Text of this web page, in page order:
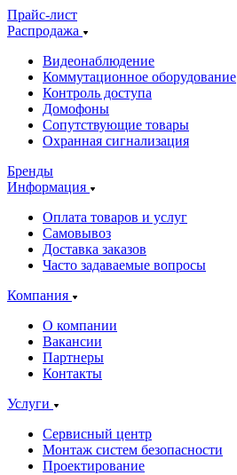
Прайс-лист
Распродажа
Видеонаблюдение
Коммутационное оборудование
Контроль доступа
Домофоны
Сопутствующие товары
Охранная сигнализация
Бренды
Информация
Оплата товаров и услуг
Самовывоз
Доставка заказов
Часто задаваемые вопросы
Компания
О компании
Вакансии
Партнеры
Контакты
Услуги
Сервисный центр
Монтаж систем безопасности
Проектирование